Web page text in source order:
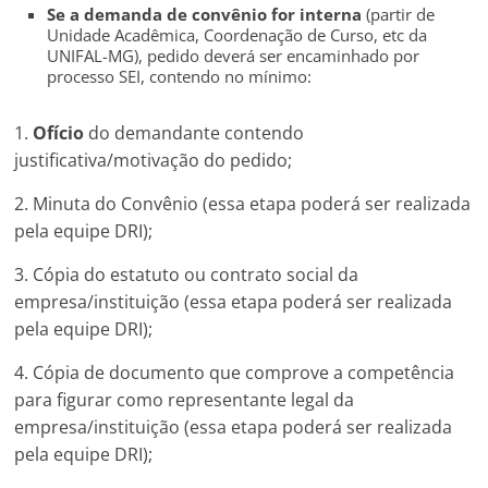
Se a demanda de convênio for interna(partir de
Unidade Acadêmica, Coordenação de Curso, etc da
UNIFAL-MG), pedido deverá ser encaminhado por
processo SEI, contendo no mínimo:
1. Ofício do demandante contendo
justificativa/motivação do pedido;
2. Minuta do Convênio (essa etapa poderá ser realizada
pela equipe DRI);
3. Cópia do estatuto ou contrato social da
empresa/instituição (essa etapa poderá ser realizada
pela equipe DRI);
4. Cópia de documento que comprove a competência
para figurar como representante legal da
empresa/instituição (essa etapa poderá ser realizada
pela equipe DRI);